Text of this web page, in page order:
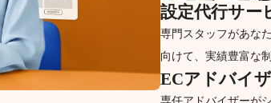
設定代行サー
専門スタッフがあな
向けて、実績豊富な
ECアドバイ